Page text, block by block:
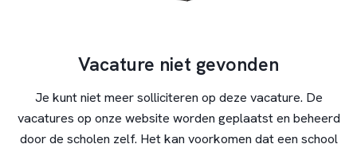
Vacature niet gevonden
Je kunt niet meer solliciteren op deze vacature. De
vacatures op onze website worden geplaatst en beheerd
door de scholen zelf. Het kan voorkomen dat een school